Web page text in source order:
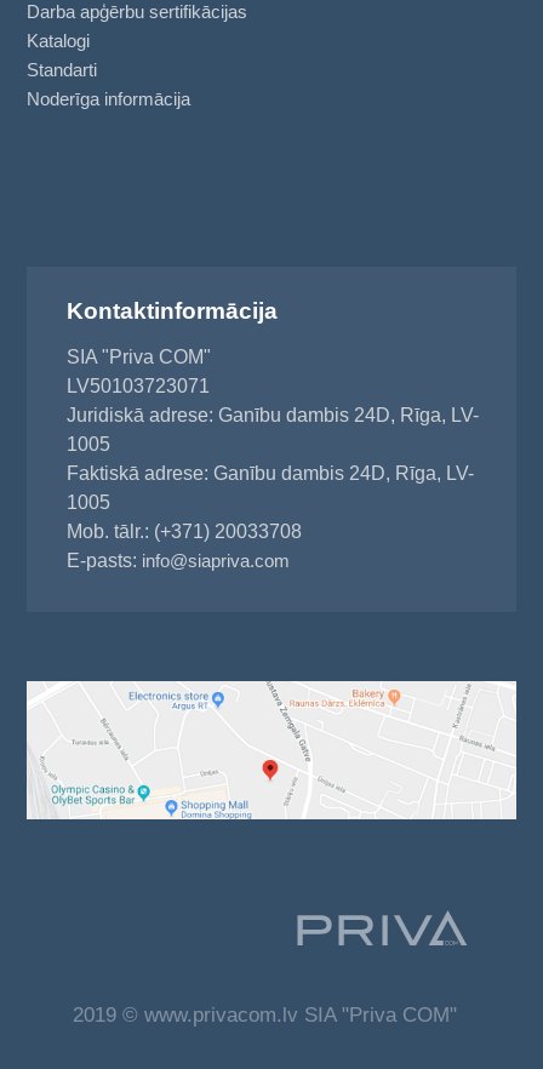
Darba apģērbu sertifikācijas
Katalogi
Standarti
Noderīga informācija
Kontaktinformācija
SIA "Priva COM"
LV50103723071
Juridiskā adrese: Ganību dambis 24D, Rīga, LV-
1005
Faktiskā adrese: Ganību dambis 24D, Rīga, LV-
1005
Mob. tālr.: (+371) 20033708
E-pasts: info@siapriva.com
2019 © www.privacom.lv SIA "Priva COM"